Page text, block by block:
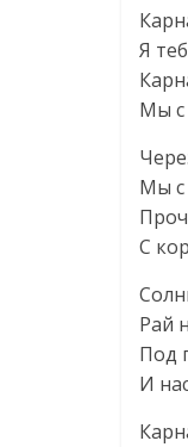
Я
Мы с
Мы с
С
Рай
Под
И